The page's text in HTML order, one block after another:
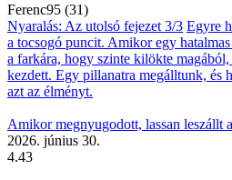
Ferenc95 (31)
Nyaralás: Az utolsó fejezet 3/3 Egyre
a tocsogó puncit. Amikor egy
a farkára, hogy szinte kilökte magából,
kezdett. Egy pillanatra megálltunk, és
azt az élményt.
Amikor megnyugodott, lassan leszállt
2026. június 30.
4.43